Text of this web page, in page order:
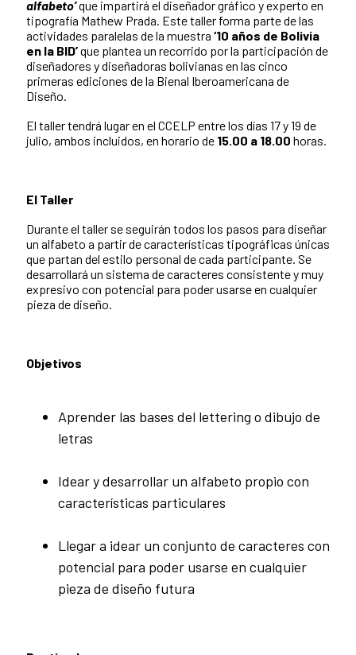
alfabeto’que impartirá el diseñador gráfico y experto en
tipografía Mathew Prada. Este taller forma parte de las
actividades paralelas de la muestra ‘10 años de Bolivia
en la BID’que plantea un recorrido por la participación de
diseñadores y diseñadoras bolivianas en las cinco
primeras ediciones de la Bienal Iberoamericana de
Diseño.
El taller tendrá lugar en el CCELP entre los días 17 y 19 de
julio, ambos incluidos, en horario de 15.00 a 18.00 horas.
El Taller
Durante el taller se seguirán todos los pasos para diseñar
un alfabeto a partir de características tipográficas únicas
que partan del estilo personal de cada participante. Se
desarrollará un sistema de caracteres consistente y muy
expresivo con potencial para poder usarse en cualquier
pieza de diseño.
Objetivos
Aprender las bases del lettering o dibujo de
letras
Idear y desarrollar un alfabeto propio con
características particulares
Llegar a idear un conjunto de caracteres con
potencial para poder usarse en cualquier
pieza de diseño futura